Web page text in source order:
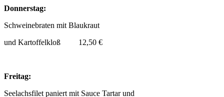
Donnerstag:
Schweinebraten mit Blaukraut
und Kartoffelkloß 12,50 €
Freitag:
Seelachsfilet paniert mit Sauce Tartar und